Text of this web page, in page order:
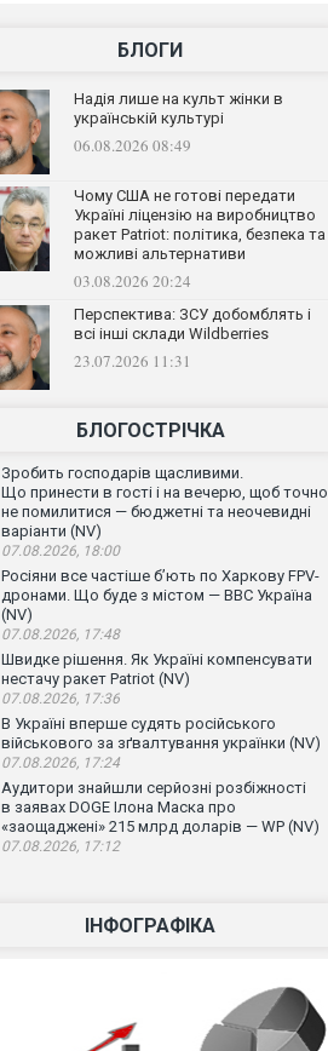
БЛОГИ
Надія лише на культ жінки в
українській культурі
06.08.2026 08:49
Чому США не готові передати
Україні ліцензію на виробництво
ракет Patriot: політика, безпека та
можливі альтернативи
03.08.2026 20:24
Перспектива: ЗСУ добомблять і
всі інші склади Wildberries
23.07.2026 11:31
БЛОГОСТРІЧКА
Зробить господарів щасливими.
Що принести в гості і на вечерю, щоб точно
не помилитися — бюджетні та неочевидні
варіанти (NV)
07.08.2026, 18:00
Росіяни все частіше бʼють по Харкову FPV-
дронами. Що буде з містом — ВВС Україна
(NV)
07.08.2026, 17:48
Швидке рішення. Як Україні компенсувати
нестачу ракет Patriot (NV)
07.08.2026, 17:36
В Україні вперше судять російського
військового за зґвалтування українки (NV)
07.08.2026, 17:24
Аудитори знайшли серйозні розбіжності
в заявах DOGE Ілона Маска про
«заощаджені» 215 млрд доларів — WP (NV)
07.08.2026, 17:12
ІНФОГРАФІКА